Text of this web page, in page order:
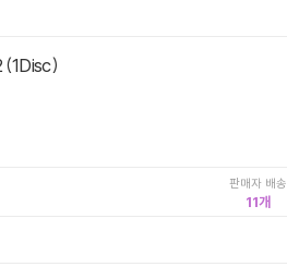
(1Disc)
판매자 배송
11